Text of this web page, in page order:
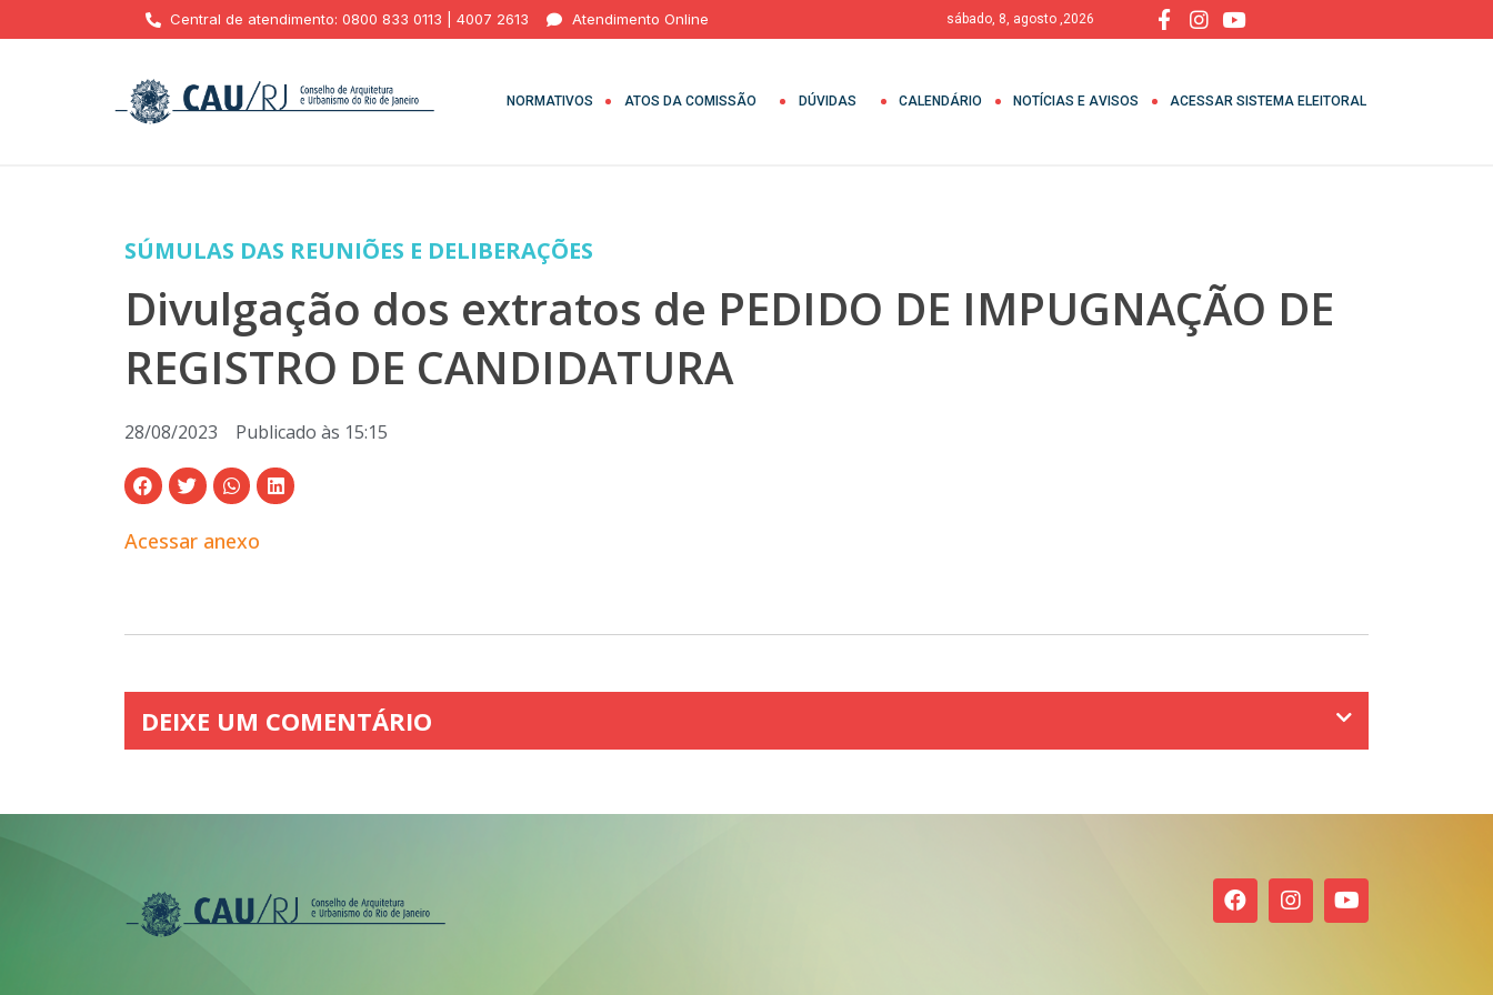
Central de atendimento: 0800 833 0113 | 4007 2613 Atendimento Online sábado, 8, agosto ,2026
NORMATIVOS ATOS DA COMISSÃO DÚVIDAS CALENDÁRIO NOTÍCIAS E AVISOS ACESSAR SISTEMA ELEITORAL
SÚMULAS DAS REUNIÕES E DELIBERAÇÕES
Divulgação dos extratos de PEDIDO DE IMPUGNAÇÃO DE
REGISTRO DE CANDIDATURA
28/08/2023 Publicado às 15:15
Acessar anexo
DEIXE UM COMENTÁRIO